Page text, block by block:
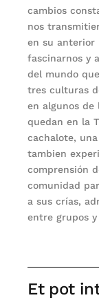
cambios
nos
en su anterior
fascinarnos y
del mundo
tres culturas
en algunos de
quedan en la
cachalote,
tambien
comprensión
comunidad
a sus crías,
entre grupos
Et pot